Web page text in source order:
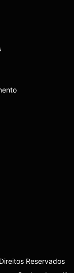
Reservados